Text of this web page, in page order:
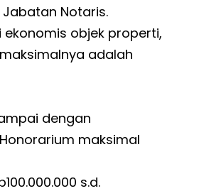
Notaris.
ekonomis objek properti,
adalah
dengan
Honorarium maksimal
s.d.